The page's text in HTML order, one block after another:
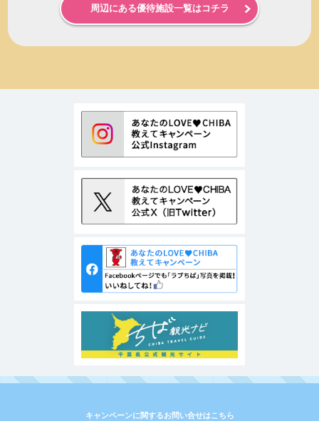
周辺にある優待施設一覧はコチラ
キャンペーンに関するお問い合せはこちら